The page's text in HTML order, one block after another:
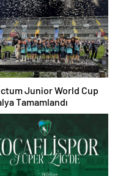
Junior World Cup
Tamamlandı